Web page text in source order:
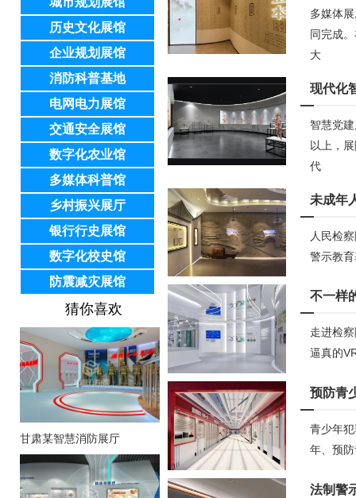
历史文化展馆
企业规划展馆
消防科普基地
电网电力展馆
交通安全展馆
数字化农业馆
多媒体科普馆
乡村振兴展厅
银行行史展馆
数字化校史馆
防震减灾展馆
猜你喜欢
甘肃某智慧消防展厅
多媒体
同完成
大
现代化
智慧党
以上，
代
未成年
人民检
警示教
不一样
走进检
逼真的
预防青
青少年
年、预
法制警